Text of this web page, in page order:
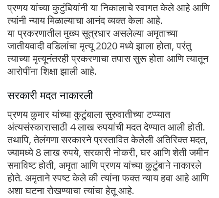
प्रणय यांच्या कुटुंबियांनी या निकालाचे स्वागत केले आहे आणि
त्यांनी न्याय मिळाल्याचा आनंद व्यक्त केला आहे.
या प्रकरणातील मुख्य सूत्रधार असलेल्या अमृताच्या
जातीयवादी वडिलांचा मृत्यू 2020 मध्ये झाला होता, परंतु
त्याच्या मृत्यूनंतरही प्रकरणाचा तपास सुरू होता आणि त्यातून
आरोपींना शिक्षा झाली आहे.
सरकारी मदत नाकारली
प्रणय कुमार यांच्या कुटुंबाला सुरुवातीच्या टप्प्यात
अंत्यसंस्कारासाठी 4 लाख रुपयांची मदत देण्यात आली होती.
तथापि, तेलंगणा सरकारने प्रस्तावित केलेली अतिरिक्त मदत,
ज्यामध्ये 8 लाख रुपये, सरकारी नोकरी, घर आणि शेती जमीन
समाविष्ट होती, अमृता आणि प्रणय यांच्या कुटुंबाने नाकारले
होते. अमृताने स्पष्ट केले की त्यांना फक्त न्याय हवा आहे आणि
अशा घटना रोखण्याचा त्यांचा हेतू आहे.